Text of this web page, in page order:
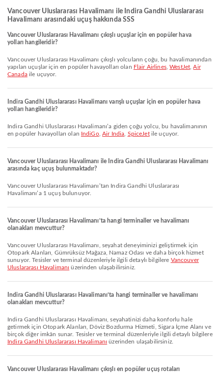
Vancouver Uluslararası Havalimanı ile Indira Gandhi Uluslararası
Havalimanı arasındaki uçuş hakkında SSS
Vancouver Uluslararası Havalimanı çıkışlı uçuşlar için en popüler hava
yolları hangileridir?
Vancouver Uluslararası Havalimanı çıkışlı yolcuların çoğu, bu havalimanından
yapılan uçuşlar için en popüler havayolları olan Flair Airlines,WestJet ,Air
Canadaile uçuyor.
Indira Gandhi Uluslararası Havalimanı varışlı uçuşlar için en popüler hava
yolları hangileridir?
Indira Gandhi Uluslararası Havalimanı’a giden çoğu yolcu, bu havalimanının
en popüler havayolları olan IndiGo,Air India SpiceJetile uçuyor.
Vancouver Uluslararası Havalimanı ile Indira Gandhi Uluslararası Havalimanı
arasında kaç uçuş bulunmaktadır?
Vancouver Uluslararası Havalimanı’tan Indira Gandhi Uluslararası
Havalimanı’a 1 uçuş bulunuyor.
Vancouver Uluslararası Havalimanı’ta hangi terminaller ve havalimanı
olanakları mevcuttur?
Vancouver Uluslararası Havalimanı, seyahat deneyiminizi geliştirmek için
Otopark Alanları, Gümrüksüz Mağaza, Namaz Odası ve daha birçok hizmet
sunuyor. Tesisler ve terminal düzenleriyle ilgili detaylı bilgilere Vancouver
Uluslararası Havalimanı üzerinden ulaşabilirsiniz.
Indira Gandhi Uluslararası Havalimanı’ta hangi terminaller ve havalimanı
olanakları mevcuttur?
Indira Gandhi Uluslararası Havalimanı, seyahatinizi daha konforlu hale
getirmek için Otopark Alanları, Döviz Bozdurma Hizmeti, Sigara İçme Alanı ve
birçok diğer imkân sunar. Tesisler ve terminal düzenleriyle ilgili detaylı bilgilere
Indira Gandhi Uluslararası Havalimanı üzerinden ulaşabilirsiniz.
Vancouver Uluslararası Havalimanı çıkışlı en popüler uçuş rotaları